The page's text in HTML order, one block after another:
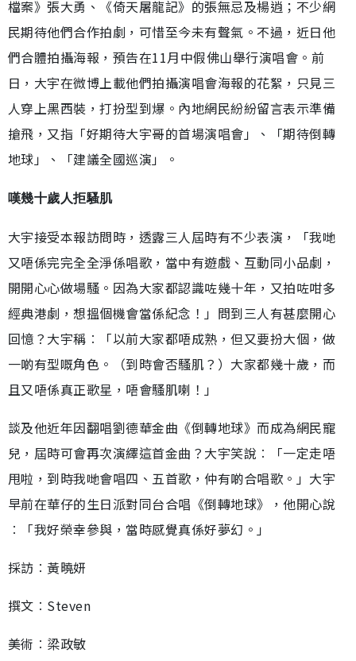
檔案》張大勇、《倚天屠龍記》的張無忌及楊逍；不少網
民期待他們合作拍劇，可惜至今未有聲氣。不過，近日他
們合體拍攝海報，預告在11月中假佛山舉行演唱會。前
日，大宇在微博上載他們拍攝演唱會海報的花絮，只見三
人穿上黑西裝，打扮型到爆。內地網民紛紛留言表示準備
搶飛，又指「好期待大宇哥的首場演唱會」、「期待倒轉
地球」、「建議全國巡演」。
嘆幾十歲人拒騷肌
大宇接受本報訪問時，透露三人屆時有不少表演，「我哋
又唔係完完全全淨係唱歌，當中有遊戲、互動同小品劇，
開開心心做場騷。因為大家都認識咗幾十年，又拍咗咁多
經典港劇，想搵個機會當係紀念！」問到三人有甚麼開心
回憶？大宇稱︰「以前大家都唔成熟，但又要扮大個，做
一啲有型嘅角色。（到時會否騷肌？）大家都幾十歲，而
且又唔係真正歌星，唔會騷肌喇！」
談及他近年因翻唱劉德華金曲《倒轉地球》而成為網民寵
兒，屆時可會再次演繹這首金曲？大宇笑說︰「一定走唔
甩啦，到時我哋會唱四、五首歌，仲有啲合唱歌。」大宇
早前在華仔的生日派對同台合唱《倒轉地球》，他開心說
︰「我好榮幸參與，當時感覺真係好夢幻。」
採訪︰黃曉妍
撰文︰Steven
美術︰梁政敏